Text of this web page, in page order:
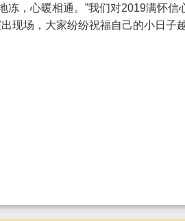
冻，心暖相通。”我们对2019满怀
现场，大家纷纷祝福自己的小日子